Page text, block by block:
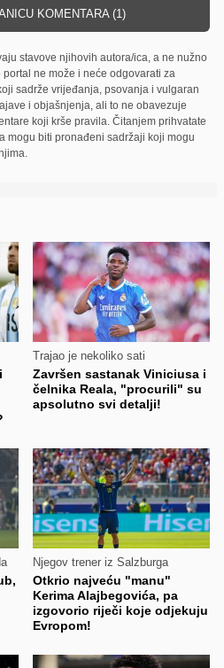
KOMENTARA (1)
stavove njihovih autora/ica, a ne nužno
ne može i neće odgovarati za
sadrže vrijeđanja, psovanja i vulgaran
i objašnjenja, ali to ne obavezuje
koji krše pravila. Čitanjem prihvatate
mogu biti pronađeni sadržaji koji mogu
Trajao je nekoliko sati
Završen sastanak Viniciusa i
čelnika Reala, "procurili" su
apsolutno svi detalji!
Njegov trener iz Salzburga
Otkrio najveću "manu"
Kerima Alajbegovića, pa
izgovorio riječi koje odjekuju
Evropom!